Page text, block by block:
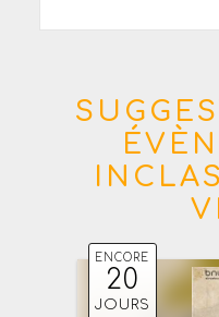
ENCORE
20
JOURS